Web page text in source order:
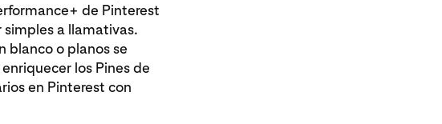
de Pinterest
a llamativas.
blanco o planos se
los Pines de
en Pinterest con